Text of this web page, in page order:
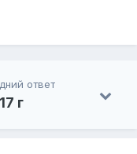
ответ
17 г